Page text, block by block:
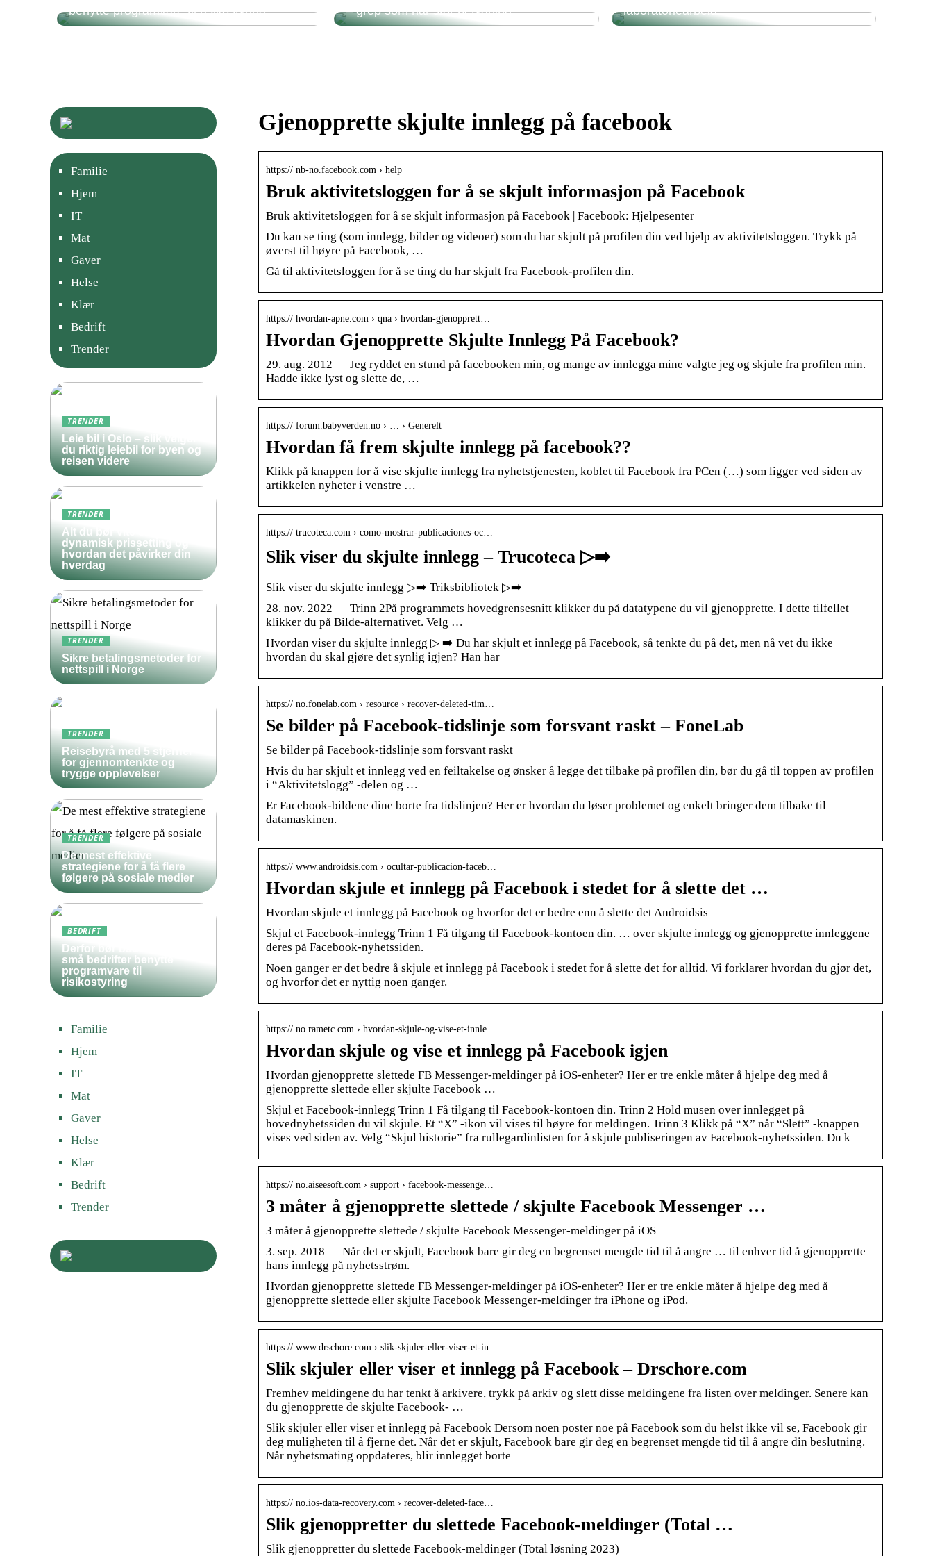
benytte programvare til risikostyring
– grep som har stor betydning
laboratoriearbeid
Gjenopprette skjulte innlegg på facebook
https:// nb-no.facebook.com › help
Bruk aktivitetsloggen for å se skjult informasjon på Facebook
Bruk aktivitetsloggen for å se skjult informasjon på Facebook | Facebook: Hjelpesenter
Du kan se ting (som innlegg, bilder og videoer) som du har skjult på profilen din ved hjelp av aktivitetsloggen. Trykk på
øverst til høyre på Facebook, …
Gå til aktivitetsloggen for å se ting du har skjult fra Facebook-profilen din.
https:// hvordan-apne.com › qna › hvordan-gjenopprett…
Hvordan Gjenopprette Skjulte Innlegg På Facebook?
29. aug. 2012 — Jeg ryddet en stund på facebooken min, og mange av innlegga mine valgte jeg og skjule fra profilen min.
Hadde ikke lyst og slette de, …
https:// forum.babyverden.no › … › Generelt
Hvordan få frem skjulte innlegg på facebook??
Klikk på knappen for å vise skjulte innlegg fra nyhetstjenesten, koblet til Facebook fra PCen (…) som ligger ved siden av
artikkelen nyheter i venstre …
https:// trucoteca.com › como-mostrar-publicaciones-oc…
Slik viser du skjulte innlegg – Trucoteca ▷➡️
Slik viser du skjulte innlegg ▷➡️ Triksbibliotek ▷➡️
28. nov. 2022 — Trinn 2På programmets hovedgrensesnitt klikker du på datatypene du vil gjenopprette. I dette tilfellet
klikker du på Bilde-alternativet. Velg …
Hvordan viser du skjulte innlegg ▷ ➡️ Du har skjult et innlegg på Facebook, så tenkte du på det, men nå vet du ikke
hvordan du skal gjøre det synlig igjen? Han har
https:// no.fonelab.com › resource › recover-deleted-tim…
Se bilder på Facebook-tidslinje som forsvant raskt – FoneLab
Se bilder på Facebook-tidslinje som forsvant raskt
Hvis du har skjult et innlegg ved en feiltakelse og ønsker å legge det tilbake på profilen din, bør du gå til toppen av profilen
i “Aktivitetslogg” -delen og …
Er Facebook-bildene dine borte fra tidslinjen? Her er hvordan du løser problemet og enkelt bringer dem tilbake til
datamaskinen.
https:// www.androidsis.com › ocultar-publicacion-faceb…
Hvordan skjule et innlegg på Facebook i stedet for å slette det …
Hvordan skjule et innlegg på Facebook og hvorfor det er bedre enn å slette det Androidsis
Skjul et Facebook-innlegg Trinn 1 Få tilgang til Facebook-kontoen din. … over skjulte innlegg og gjenopprette innleggene
deres på Facebook-nyhetssiden.
Noen ganger er det bedre å skjule et innlegg på Facebook i stedet for å slette det for alltid. Vi forklarer hvordan du gjør det,
og hvorfor det er nyttig noen ganger.
https:// no.rametc.com › hvordan-skjule-og-vise-et-innle…
Hvordan skjule og vise et innlegg på Facebook igjen
Hvordan gjenopprette slettede FB Messenger-meldinger på iOS-enheter? Her er tre enkle måter å hjelpe deg med å
gjenopprette slettede eller skjulte Facebook …
Skjul et Facebook-innlegg Trinn 1 Få tilgang til Facebook-kontoen din. Trinn 2 Hold musen over innlegget på
hovednyhetssiden du vil skjule. Et “X” -ikon vil vises til høyre for meldingen. Trinn 3 Klikk på “X” når “Slett” -knappen
vises ved siden av. Velg “Skjul historie” fra rullegardinlisten for å skjule publiseringen av Facebook-nyhetssiden. Du k
https:// no.aiseesoft.com › support › facebook-messenge…
3 måter å gjenopprette slettede / skjulte Facebook Messenger …
3 måter å gjenopprette slettede / skjulte Facebook Messenger-meldinger på iOS
3. sep. 2018 — Når det er skjult, Facebook bare gir deg en begrenset mengde tid til å angre … til enhver tid å gjenopprette
hans innlegg på nyhetsstrøm.
Hvordan gjenopprette slettede FB Messenger-meldinger på iOS-enheter? Her er tre enkle måter å hjelpe deg med å
gjenopprette slettede eller skjulte Facebook Messenger-meldinger fra iPhone og iPod.
https:// www.drschore.com › slik-skjuler-eller-viser-et-in…
Slik skjuler eller viser et innlegg på Facebook – Drschore.com
Fremhev meldingene du har tenkt å arkivere, trykk på arkiv og slett disse meldingene fra listen over meldinger. Senere kan
du gjenopprette de skjulte Facebook- …
Slik skjuler eller viser et innlegg på Facebook Dersom noen poster noe på Facebook som du helst ikke vil se, Facebook gir
deg muligheten til å fjerne det. Når det er skjult, Facebook bare gir deg en begrenset mengde tid til å angre din beslutning.
Når nyhetsmating oppdateres, blir innlegget borte
https:// no.ios-data-recovery.com › recover-deleted-face…
Slik gjenoppretter du slettede Facebook-meldinger (Total …
Slik gjenoppretter du slettede Facebook-meldinger (Total løsning 2023)
Familie
Hjem
IT
Mat
Gaver
Helse
Klær
Bedrift
Trender
TRENDER
Leie bil i Oslo – slik velger
du riktig leiebil for byen og
reisen videre
TRENDER
Alt du bør vite om
dynamisk prissetting og
hvordan det påvirker din
hverdag
TRENDER
Sikre betalingsmetoder for
nettspill i Norge
TRENDER
Reisebyrå med 5 stjerner
for gjennomtenkte og
trygge opplevelser
TRENDER
De mest effektive
strategiene for å få flere
følgere på sosiale medier
BEDRIFT
Derfor bør både store og
små bedrifter benytte
programvare til
risikostyring
Familie
Hjem
IT
Mat
Gaver
Helse
Klær
Bedrift
Trender